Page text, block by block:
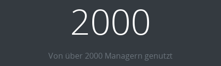
2000
Von über 2000 Managern genutzt